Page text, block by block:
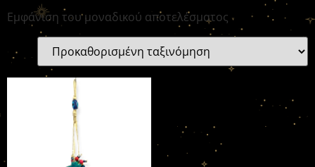
Εμφάνιση του μοναδικού αποτελέσματος